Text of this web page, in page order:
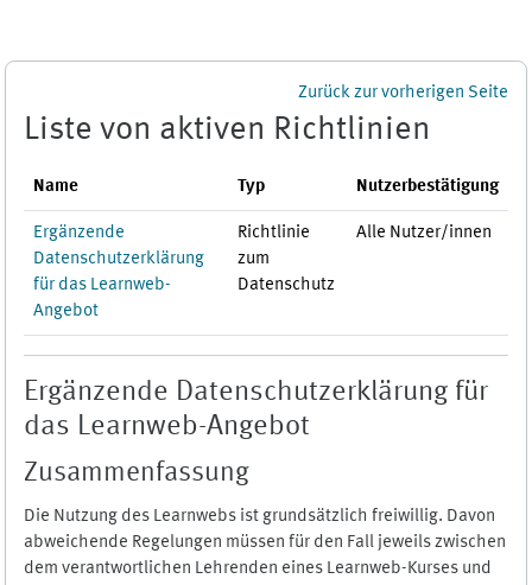
Zurück zur vorherigen Seite
Liste von aktiven Richtlinien
Name Typ Nutzerbestätigung
Ergänzende
Datenschutzerklärung
für das Learnweb-
Angebot
Richtlinie
zum
Datenschutz
Alle Nutzer/innen
Ergänzende Datenschutzerklärung für
das Learnweb-Angebot
Zusammenfassung
Die Nutzung des Learnwebs ist grundsätzlich freiwillig. Davon
abweichende Regelungen müssen für den Fall jeweils zwischen
dem verantwortlichen Lehrenden eines Learnweb-Kurses und